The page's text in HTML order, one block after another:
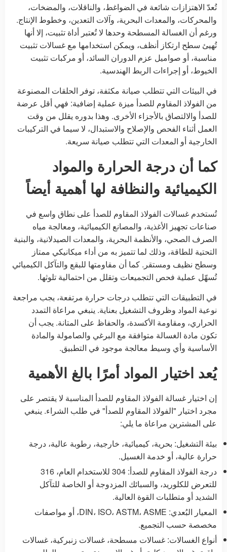
تُعدّ الاهتزازات شائعة في الضواغط، والناقلات، والمضخات،
والمحركات، والمعدات البحرية، وآلات التعدين، وخطوط الإنتاج.
ورغم أن الغسالة المسطحة وحدها لا تُعتبر أداة تثبيت، إلا أنها
تُهيئ سطح ارتكاز أنظف، ويمكن استخدامها مع غسالات تثبيت
مناسبة، أو صواميل عزم الدوران السائد، أو مركبات تثبيت
الخيوط، أو إجراءات الربط الهندسية.
في البيئات التي تتطلب صيانة مكثفة، توفر الحلقات المصنوعة
من الفولاذ المقاوم للصدأ ميزة عملية إضافية: فهي أقل عرضة
للصدأ والالتصاق بالأجزاء الأخرى. وهذا بدوره يقلل من وقت
العمل أثناء الفحص والإصلاح والاستبدال، لا سيما في التركيبات
الخارجية أو المعدات التي تتطلب صيانة سريعة.
كما أن درجة الحرارة والمواد
الكيميائية والنظافة لها أهمية أيضاً
تُستخدم غسالات الفولاذ المقاوم للصدأ على نطاق واسع في
صناعات تجهيز الأغذية، والمصانع الكيميائية، ومعالجة مياه
الصرف الصحي، والأنظمة البحرية، والمعدات الصيدلانية، والبنية
التحتية للطاقة، وذلك لما تتميز به من أداء ميكانيكي ممتاز
وسطح نظيف ومستقر. كما أن مقاومتها للبقع والتآكل الكيميائي
تُسهّل عملية فحص التجميعات وتقلل من احتمالية تلوثها.
في التطبيقات التي تتطلب درجات حرارة مرتفعة، يجب مراجعة
نوعية المواد وظروف التشغيل بعناية. ينبغي مراعاة التمدد
الحراري، ومقاومة الأكسدة، والحفاظ على المتانة. يجب أن
تكون مادة الغسالة متوافقة مع البرغي والصامولة والمادة
الأساسية وأي وسيط معالجة موجود في التطبيق.
يُعد اختيار المواد أمرًا بالغ الأهمية
إن اختيار غسالة الفولاذ المقاوم للصدأ المناسبة لا يقتصر على
مجرد اختيار "الفولاذ المقاوم للصدأ" في طلب الشراء. ينبغي
على المشترين مراعاة ما يلي:
بيئة التشغيل: بحرية، كيميائية، خارجية، رطوبة عالية، درجة
حرارة عالية، أو خدمة الغسيل.
درجة الفولاذ المقاوم للصدأ: 304 للاستخدام العام، 316
للتعرض للكلوريد، والسبائك المزدوجة أو الخاصة للتآكل
الشديد أو متطلبات القوة العالية.
المعيار البُعدي: DIN، ISO، ASTM، ASME، أو مواصفات
مخصصة حسب التجميع.
أنواع الغسالات: غسالات مسطحة، غسالات زنبركية، غسالات